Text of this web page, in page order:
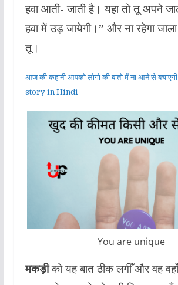
हवा आती- जाती है। यहा तो तू अपने
हवा में उड़ जायेगी।” और ना रहेगा
तू।
आज की कहानी आपको लोगो की बातो में ना आने से
story in Hindi
You are unique
मकड़ीको यह बात ठीक लगीँ और वह